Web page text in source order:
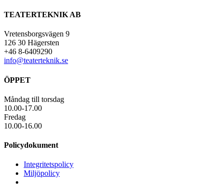
TEATERTEKNIK AB
Vretensborgsvägen 9
126 30 Hägersten
+46 8-6409290
info@teaterteknik.se
ÖPPET
Måndag till torsdag
10.00-17.00
Fredag
10.00-16.00
Policydokument
Integritetspolicy
Miljöpolicy